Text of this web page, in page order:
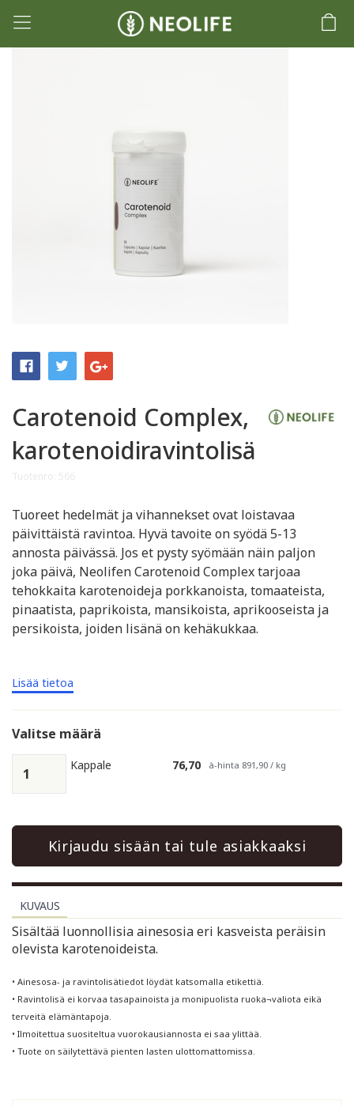
Carotenoid Complex,
karotenoidiravintolisä
Tuoreet hedelmät ja vihannekset ovat loistavaa
päivittäistä ravintoa. Hyvä tavoite on syödä 5-13
annosta päivässä. Jos et pysty syömään näin paljon
joka päivä, Neolifen Carotenoid Complex tarjoaa
tehokkaita karotenoideja porkkanoista, tomaateista,
pinaatista, paprikoista, mansikoista, aprikooseista ja
persikoista, joiden lisänä on kehäkukkaa.
Lisää tietoa
Valitse määrä
Kappale 76,70 à-hinta 891,90 / kg
Kirjaudu sisään tai tule asiakkaaksi
KUVAUS
Sisältää luonnollisia ainesosia eri kasveista peräisin
olevista karotenoideista.
• Ainesosa- ja ravintolisätiedot löydät katsomalla etikettiä.
• Ravintolisä ei korvaa tasapainoista ja monipuolista ruoka¬valiota eikä
terveitä elämäntapoja.
• Ilmoitettua suositeltua vuorokausiannosta ei saa ylittää.
• Tuote on säilytettävä pienten lasten ulottomattomissa.